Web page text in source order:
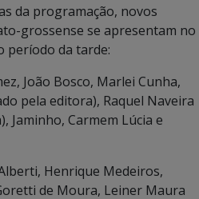
da programação, novos
grossense se apresentam no
período da tarde:
João Bosco, Marlei Cunha,
pela editora), Raquel Naveira
Jaminho, Carmem Lúcia e
Henrique Medeiros,
de Moura, Leiner Maura